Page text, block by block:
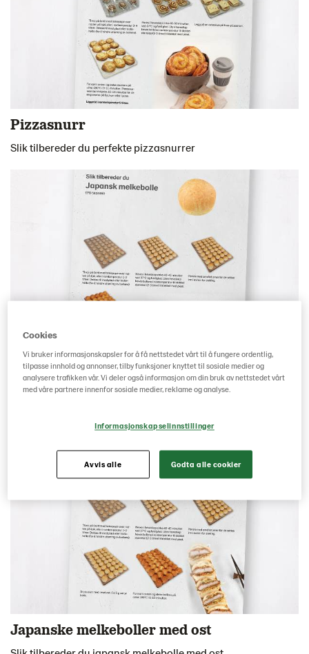
Pizzasnurr
Slik tilbereder du perfekte pizzasnurrer
Japanske melkeboller
Japanske melkeboller med ost
Cookies
Vi bruker informasjonskapsler for å få nettstedet vårt til å fungere ordentlig,
tilpasse innhold og annonser, tilby funksjoner knyttet til sosiale medier og
analysere trafikken vår. Vi deler også informasjon om din bruk av nettstedet vårt
med våre partnere innenfor sosiale medier, reklame og analyse.
Informasjonskapselinnstillinger
Avvis alle Godta alle cookier